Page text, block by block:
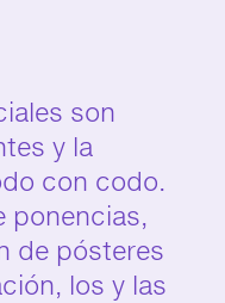
son
y la
con codo.
ponencias,
de pósteres
los y las